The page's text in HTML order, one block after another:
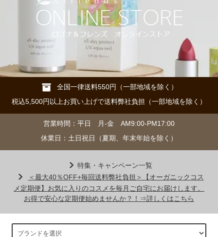
全国一律送料550円（一部地域を除く）
税込5,500円以上お買い上げで送料弊社負担（一部地域を除く）
営業時間：平日 月-金 AM9:00-PM17:00
休業日：土日祝日（夏期、年末年始を除く）
特集・キャンペーン一覧
＜最大40％OFF+毎回送料弊社負担＞【オーガニックコス
メ定期便】お気に入りのコスメを毎月ご自宅にお届けします。
お得で安心な定期便始めませんか？！⇒詳しくはこちら